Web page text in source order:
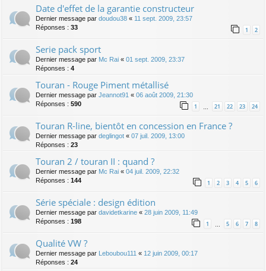
Date d'effet de la garantie constructeur
Dernier message par doudou38 « 11 sept. 2009, 23:57
Réponses : 33 1 2
Serie pack sport
Dernier message par Mc Rai « 01 sept. 2009, 23:37
Réponses : 4
Touran - Rouge Piment métallisé
Dernier message par Jeannot91 « 06 août 2009, 21:30
Réponses : 590 1 21 22 23 24
Touran R-line, bientôt en concession en France ?
Dernier message par deglingot « 07 juil. 2009, 13:00
Réponses : 23
Touran 2 / touran II : quand ?
Dernier message par Mc Rai « 04 juil. 2009, 22:32
Réponses : 144 1 2 3 4 5 6
Série spéciale : design édition
Dernier message par davidetkarine « 28 juin 2009, 11:49
Réponses : 198 1 5 6 7 8
Qualité VW ?
Dernier message par Leboubou111 « 12 juin 2009, 00:17
Réponses : 24